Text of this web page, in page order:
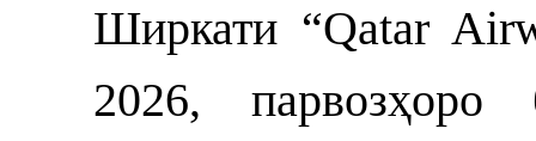
Ширкати “Qatar
2026,